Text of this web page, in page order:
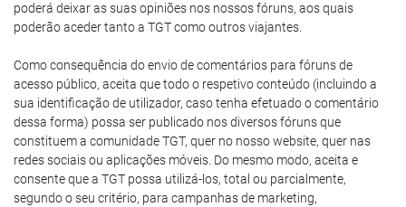
poderá deixar as suas opiniões nos nossos fóruns, aos quais
poderão aceder tanto a TGT como outros viajantes.
Como consequência do envio de comentários para fóruns de
acesso público, aceita que todo o respetivo conteúdo (incluindo a
sua identificação de utilizador, caso tenha efetuado o comentário
dessa forma) possa ser publicado nos diversos fóruns que
constituem a comunidade TGT, quer no nosso website, quer nas
redes sociais ou aplicações móveis. Do mesmo modo, aceita e
consente que a TGT possa utilizá-los, total ou parcialmente,
segundo o seu critério, para campanhas de marketing,